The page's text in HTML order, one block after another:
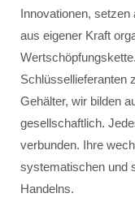
Innovationen, setzen
aus eigener Kraft
Schlüssellieferanten
Gehälter, wir bilden
gesellschaftlich.
verbunden. Ihre
systematischen und
Handelns.